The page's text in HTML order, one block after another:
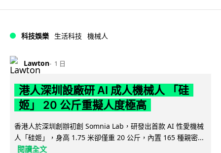
科技娛樂 生活科技 機械人
Lawton 1 日
港人深圳設廠研 AI 成人機械人 「硅
姬」 20 公斤重擬人度極高
香港人於深圳創辦初創 Somnia Lab，研發出首款 AI 性愛機械
人「硅姬」，身高 1.75 米卻僅重 20 公斤，內置 165 種親密...
閱讀全文